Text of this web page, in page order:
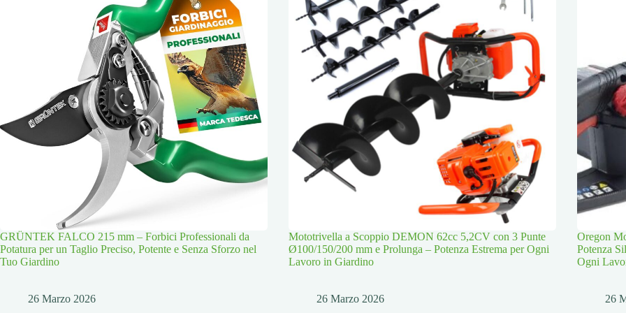
GRÜNTEK FALCO 215 mm – Forbici Professionali da
Potatura per un Taglio Preciso, Potente e Senza Sforzo nel
Tuo Giardino
26 Marzo 2026
Mototrivella a Scoppio DEMON 62cc 5,2CV con 3 Punte
Ø100/150/200 mm e Prolunga – Potenza Estrema per Ogni
Lavoro in Giardino
26 Marzo 2026
Oregon
Potenza
Ogni
26